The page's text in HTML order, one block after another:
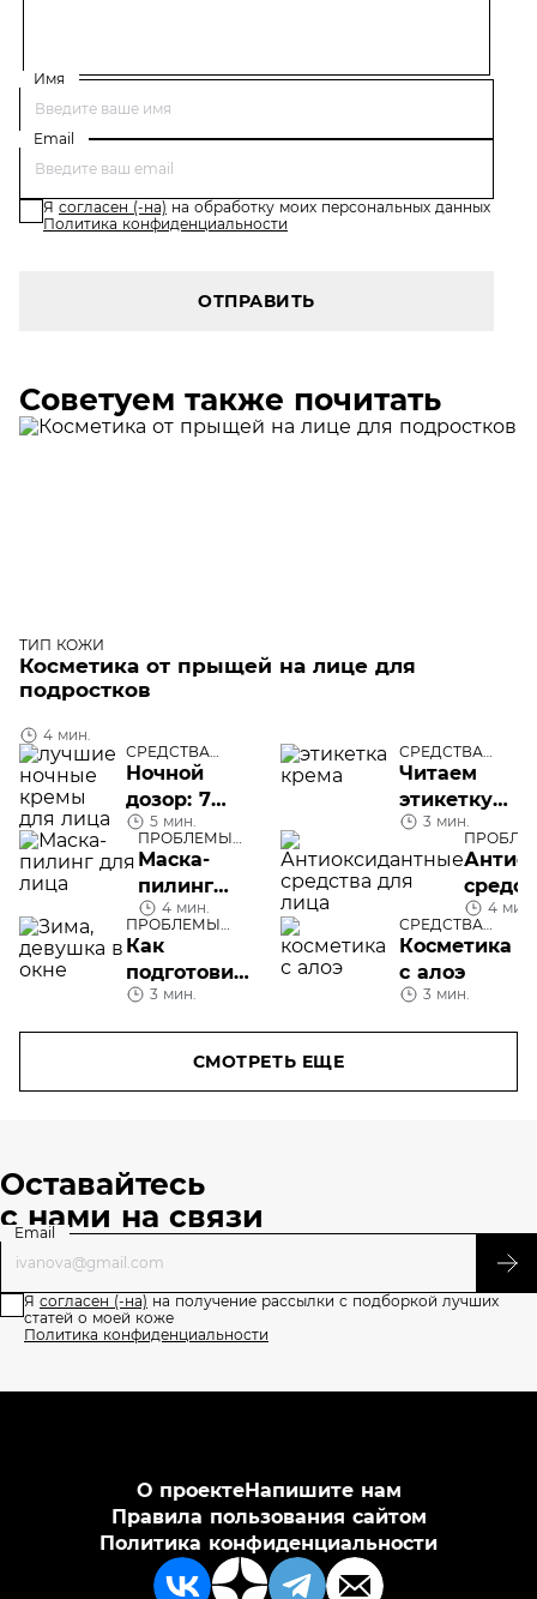
Имя
Email
Я согласен (-на) на обработку моих персональных данных
Политика конфиденциальности
ОТПРАВИТЬ
Советуем также почитать
ТИП КОЖИ
Косметика от прыщей на лице для
подростков
4 мин.
СРЕДСТВА
УХОДА
Ночной
дозор: 7
лучших
кремов для
применения
в темное
время суток
5 мин.
СРЕДСТВА
УХОДА
Читаем
этикетку
крема: на
что
обратить
внимание
3 мин.
ПРОБЛЕМЫ
КОЖИ ЛИЦА
Маска-
пилинг
для лица
4 мин.
ЛИЦА
лица
4 мин.
ПРОБЛЕМЫ
КОЖИ ЛИЦА
Как
подготовить
кожу к
3 мин.
СРЕДСТВА
УХОДА
Косметика
с алоэ
3 мин.
СМОТРЕТЬ ЕЩЕ
Оставайтесь
с нами на связи
Email
Я согласен (-на) на получение рассылки с подборкой лучших
статей о моей коже
Политика конфиденциальности
О проектеНапишите нам
Правила пользования сайтом
Политика конфиденциальности